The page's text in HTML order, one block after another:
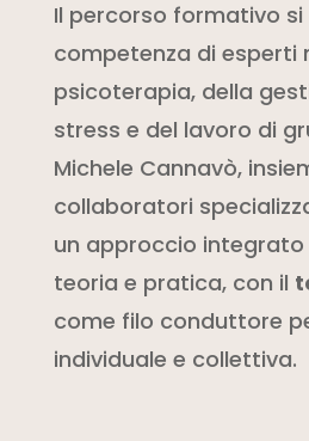
Il percorso formativo si
competenza di esperti
psicoterapia, della
stress e del lavoro di
Michele Cannavò,
collaboratori
un approccio integrato
teoria e pratica, con il
come filo conduttore
individuale e collettiva.